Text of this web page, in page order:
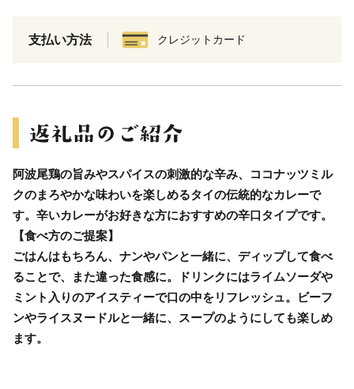
支払い方法 クレジットカード
阿波尾鶏の旨みやスパイスの刺激的な辛み、ココナッツミル
クのまろやかな味わいを楽しめるタイの伝統的なカレーで
す。辛いカレーがお好きな方におすすめの辛口タイプです。
【食べ方のご提案】
ごはんはもちろん、ナンやパンと一緒に、ディップして食べ
ることで、また違った食感に。ドリンクにはライムソーダや
ミント入りのアイスティーで口の中をリフレッシュ。ビーフ
ンやライスヌードルと一緒に、スープのようにしても楽しめ
ます。